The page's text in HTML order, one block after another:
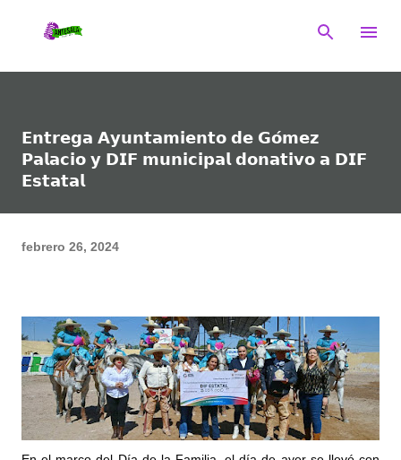
𝗘𝗻𝘁𝗿𝗲𝗴𝗮 𝗔𝘆𝘂𝗻𝘁𝗮𝗺𝗶𝗲𝗻𝘁𝗼 𝗱𝗲 𝗚𝗼́𝗺𝗲𝘇
𝗣𝗮𝗹𝗮𝗰𝗶𝗼 𝘆 𝗗𝗜𝗙 𝗺𝘂𝗻𝗶𝗰𝗶𝗽𝗮𝗹 𝗱𝗼𝗻𝗮𝘁𝗶𝘃𝗼 𝗮 𝗗𝗜𝗙
𝗘𝘀𝘁𝗮𝘁𝗮𝗹
febrero 26, 2024